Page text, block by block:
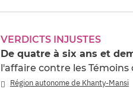
VERDICTS INJUSTES
De quatre à six ans et
l'affaire contre les
Région autonome de Khanty-Mansi